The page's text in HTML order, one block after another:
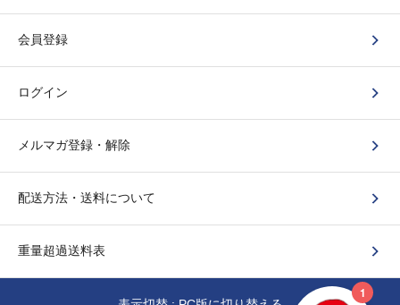
会員登録
ログイン
メルマガ登録・解除
配送方法・送料について
重量超過送料表